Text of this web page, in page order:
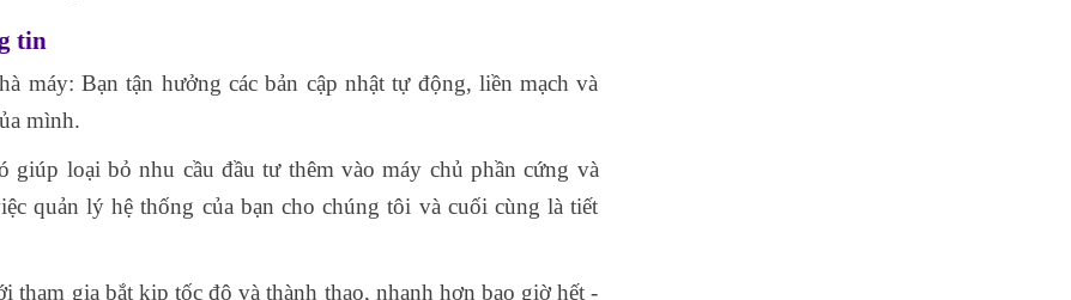
tin
máy: Bạn tận hưởng các bản cập nhật tự động, liền mạch và
mình.
loại bỏ nhu cầu đầu tư thêm vào máy chủ phần cứng và
quản lý hệ thống của bạn cho chúng tôi và cuối cùng là tiết
tham gia bắt kịp tốc độ và thành thạo, nhanh hơn bao giờ hết -